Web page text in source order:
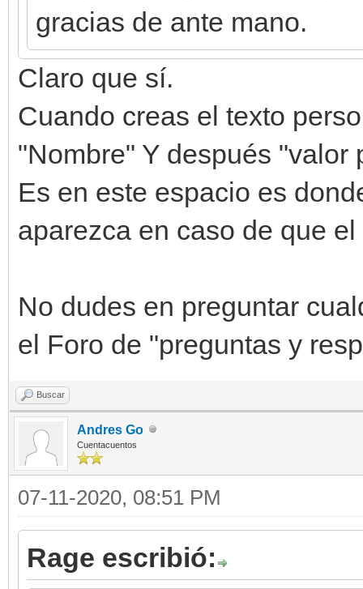
gracias de ante mano.
Claro que sí.
Cuando creas el texto
"Nombre" Y después "valor
Es en este espacio es
aparezca en caso de que
No dudes en preguntar
el Foro de "preguntas y
Buscar
Andres Go
Cuentacuentos
07-11-2020, 08:51 PM
Rage escribió: